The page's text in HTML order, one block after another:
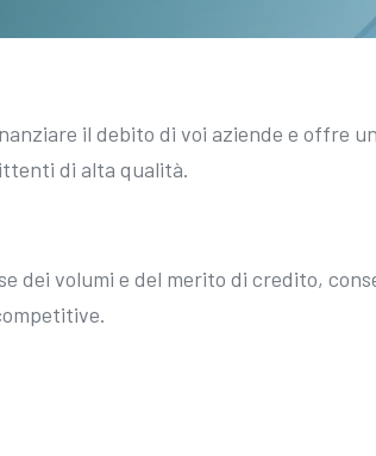
il debito di voi aziende e offre
di alta qualità.
dei volumi e del merito di credito,